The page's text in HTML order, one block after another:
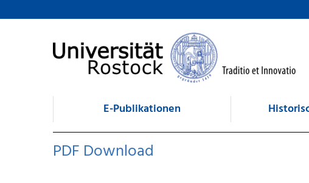
zum Inhalt
E-Publikationen
PDF Download